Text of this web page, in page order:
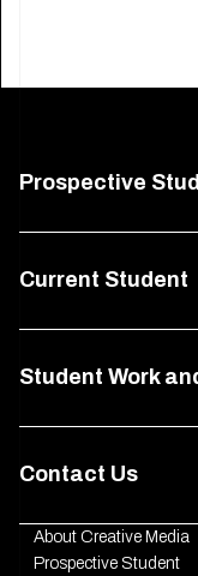
Prospective
Current Student
Student Work
Contact Us
About Creative Media
Prospective Student